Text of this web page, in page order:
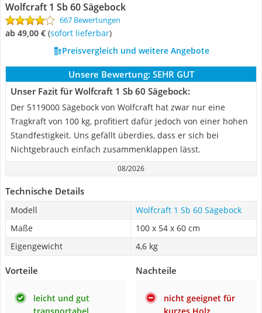
Wolfcraft 1 Sb 60 Sägebock
667 Bewertungen
ab 49,00 € ( Sofort lieferbar)
Preisvergleich und weitere Angebote
Unsere Bewertung: SEHR GUT
Unser Fazit für Wolfcraft 1 Sb 60 Sägebock:
Der 5119000 Sägebock von Wolfcraft hat zwar nur eine
Tragkraft von 100 kg, profitiert dafür jedoch von einer hohen
Standfestigkeit. Uns gefällt überdies, dass er sich bei
Nichtgebrauch einfach zusammenklappen lässt.
08/2026
Technische Details
Modell
Wolfcraft 1 Sb 60 Sägebock
Maße
100 x 54 x 60 cm
Eigengewicht
4,6 kg
Vorteile
leicht und gut
Nachteile
nicht geeignet für